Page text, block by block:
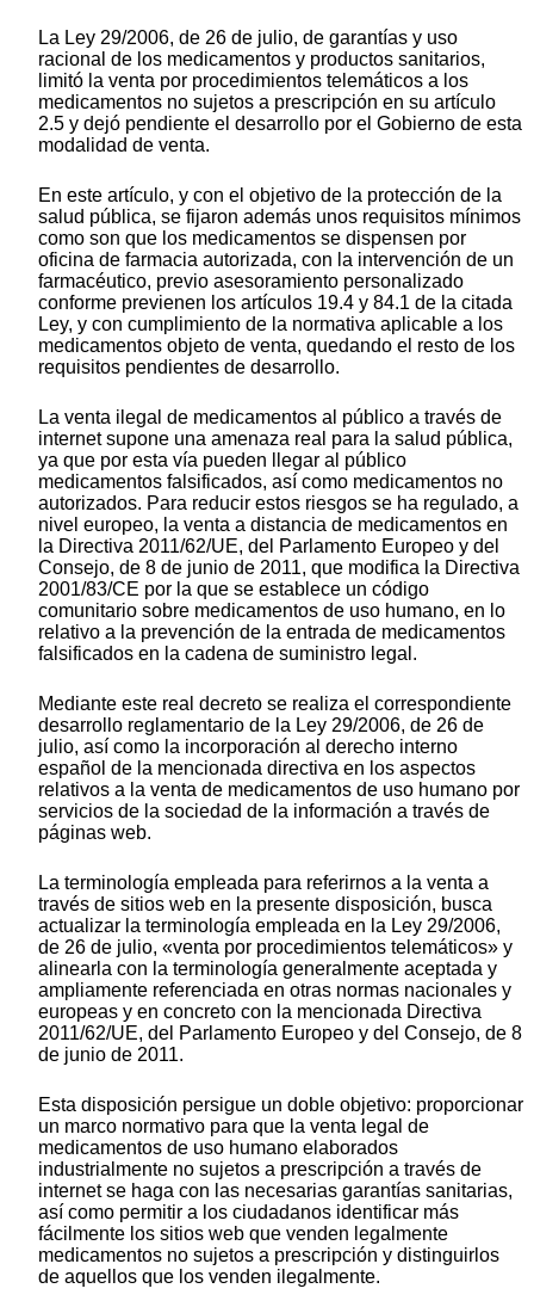
La Ley 29/2006, de 26 de julio, de garantías y uso
racional de los medicamentos y productos sanitarios,
limitó la venta por procedimientos telemáticos a los
medicamentos no sujetos a prescripción en su artículo
2.5 y dejó pendiente el desarrollo por el Gobierno de esta
modalidad de venta.
En este artículo, y con el objetivo de la protección de la
salud pública, se fijaron además unos requisitos mínimos
como son que los medicamentos se dispensen por
oficina de farmacia autorizada, con la intervención de un
farmacéutico, previo asesoramiento personalizado
conforme previenen los artículos 19.4 y 84.1 de la citada
Ley, y con cumplimiento de la normativa aplicable a los
medicamentos objeto de venta, quedando el resto de los
requisitos pendientes de desarrollo.
La venta ilegal de medicamentos al público a través de
internet supone una amenaza real para la salud pública,
ya que por esta vía pueden llegar al público
medicamentos falsificados, así como medicamentos no
autorizados. Para reducir estos riesgos se ha regulado, a
nivel europeo, la venta a distancia de medicamentos en
la Directiva 2011/62/UE, del Parlamento Europeo y del
Consejo, de 8 de junio de 2011, que modifica la Directiva
2001/83/CE por la que se establece un código
comunitario sobre medicamentos de uso humano, en lo
relativo a la prevención de la entrada de medicamentos
falsificados en la cadena de suministro legal.
Mediante este real decreto se realiza el correspondiente
desarrollo reglamentario de la Ley 29/2006, de 26 de
julio, así como la incorporación al derecho interno
español de la mencionada directiva en los aspectos
relativos a la venta de medicamentos de uso humano por
servicios de la sociedad de la información a través de
páginas web.
La terminología empleada para referirnos a la venta a
través de sitios web en la presente disposición, busca
actualizar la terminología empleada en la Ley 29/2006,
de 26 de julio, «venta por procedimientos telemáticos» y
alinearla con la terminología generalmente aceptada y
ampliamente referenciada en otras normas nacionales y
europeas y en concreto con la mencionada Directiva
2011/62/UE, del Parlamento Europeo y del Consejo, de 8
de junio de 2011.
Esta disposición persigue un doble objetivo: proporcionar
un marco normativo para que la venta legal de
medicamentos de uso humano elaborados
industrialmente no sujetos a prescripción a través de
internet se haga con las necesarias garantías sanitarias,
así como permitir a los ciudadanos identificar más
fácilmente los sitios web que venden legalmente
medicamentos no sujetos a prescripción y distinguirlos
de aquellos que los venden ilegalmente.